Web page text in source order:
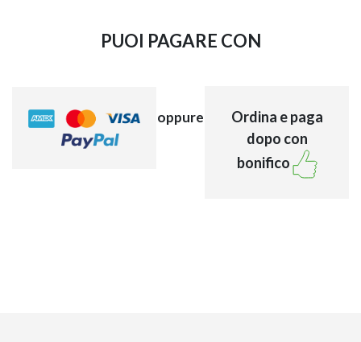
PUOI PAGARE CON
oppure
Ordina e paga
dopo con
bonifico